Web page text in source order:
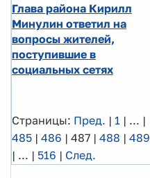
Глава района Кирилл
Минулин ответил на
вопросы жителей,
поступившие в
социальных сетях
Страницы: Пред. | 1 | ... |
485 | 486 | 487 | 488 | 489
| ... | 516 | След.